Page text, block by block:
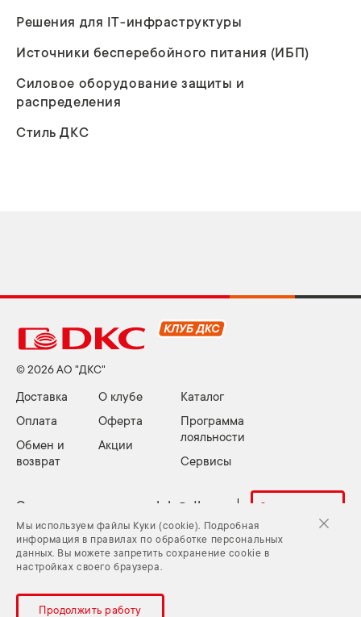
Решения для IT-инфраструктуры
Источники бесперебойного питания (ИБП)
Силовое оборудование защиты и
распределения
Стиль ДКС
© 2026 АО "ДКС"
Доставка
Оплата
Обмен и
возврат
О клубе
Оферта
Акции
Каталог
Программа
лояльности
Сервисы
Электронная почта: club@dkc.ru Задать вопрос
Куки (cookie) и Политика конфиденциальности
Задать вопрос
Карта сайта
Мы используем файлы Куки (cookie). Подробная
информация в правилах по обработке персональных
данных. Вы можете запретить сохранение cookie в
настройках своего браузера.
Продолжить работу